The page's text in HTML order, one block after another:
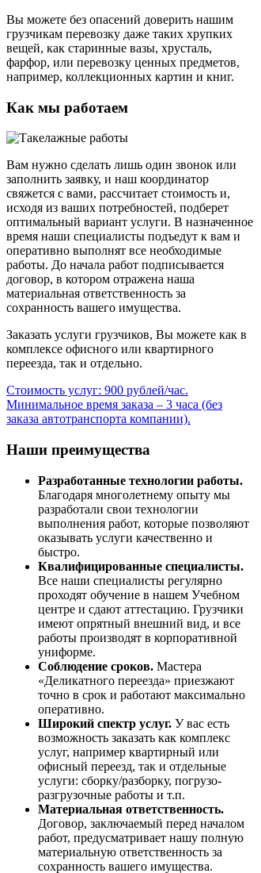
Вы можете без опасений доверить нашим
грузчикам перевозку даже таких хрупких
вещей, как старинные вазы, хрусталь,
фарфор, или перевозку ценных предметов,
например, коллекционных картин и книг.
Как мы работаем
Вам нужно сделать лишь один звонок или
заполнить заявку, и наш координатор
свяжется с вами, рассчитает стоимость и,
исходя из ваших потребностей, подберет
оптимальный вариант услуги. В назначенное
время наши специалисты подъедут к вам и
оперативно выполнят все необходимые
работы. До начала работ подписывается
договор, в котором отражена наша
материальная ответственность за
сохранность вашего имущества.
Заказать услуги грузчиков, Вы можете как в
комплексе офисного или квартирного
переезда, так и отдельно.
Стоимость услуг: 900 рублей/час.
Минимальное время заказа – 3 часа (без
заказа автотранспорта компании).
Наши преимущества
Разработанные технологии работы.
Благодаря многолетнему опыту мы
разработали свои технологии
выполнения работ, которые позволяют
оказывать услуги качественно и
быстро.
Квалифицированные специалисты.
Все наши специалисты регулярно
проходят обучение в нашем Учебном
центре и сдают аттестацию. Грузчики
имеют опрятный внешний вид, и все
работы производят в корпоративной
униформе.
Соблюдение сроков. Мастера
«Деликатного переезда» приезжают
точно в срок и работают максимально
оперативно.
Широкий спектр услуг. У вас есть
возможность заказать как комплекс
услуг, например квартирный или
офисный переезд, так и отдельные
услуги: сборку/разборку, погрузо-
разгрузочные работы и т.п.
Материальная ответственность.
Договор, заключаемый перед началом
работ, предусматривает нашу полную
материальную ответственность за
сохранность вашего имущества.